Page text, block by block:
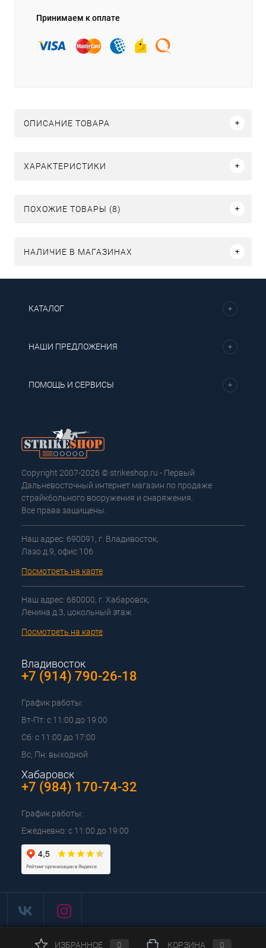
Принимаем к оплате
ОПИСАНИЕ ТОВАРА
ХАРАКТЕРИСТИКИ
ПОХОЖИЕ ТОВАРЫ (8)
НАЛИЧИЕ В МАГАЗИНАХ
КАТАЛОГ
НАШИ ПРЕДЛОЖЕНИЯ
ПОМОЩЬ И СЕРВИСЫ
Copyright 2007-2026 © strikeshop.ru - Первый
Дальневосточный интернет магазин по продаже
страйкбольного вооружения и снаряжения.
Все права защищены.
Наш адрес: 690091, г. Владивосток,
Лазо д.9, офис 106
Посмотреть на карте
Наш адрес: 680000, г. Хабаровск,
Ленина д.3, цокольный этаж
Посмотреть на карте
Владивосток
+7 (914) 790-26-18
График работы:
Вт-Пт: с 11:00 до 19:00
Сб: с 11:00 до 17:00
Вс, Пн: выходной
Хабаровск
+7 (984) 170-74-32
График работы:
Ежедневно: с 11:00 до 19:00
ИЗБРАННОЕ 0 КОРЗИНА 0